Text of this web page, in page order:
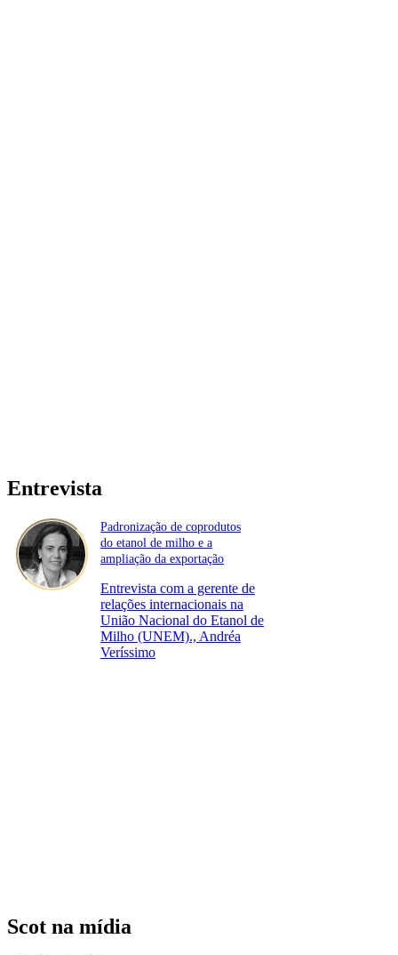
Entrevista
Padronização de coprodutos
do etanol de milho e a
ampliação da exportação
Entrevista com a gerente de
relações internacionais na
União Nacional do Etanol de
Milho (UNEM)., Andréa
Veríssimo
Scot na mídia